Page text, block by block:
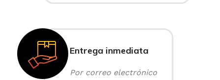
Entrega inmediata
Por correo electrónico